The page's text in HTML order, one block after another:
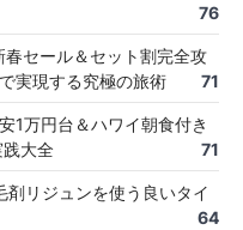
76
春セール＆セット割完全攻
実現する究極の旅術
71
1万円台＆ハワイ朝食付き
大全
71
リジュンを使う良いタイ
64